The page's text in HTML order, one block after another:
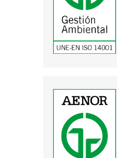
(descargar)
Sistema de
Gestión Ambiental
de Electromedicina